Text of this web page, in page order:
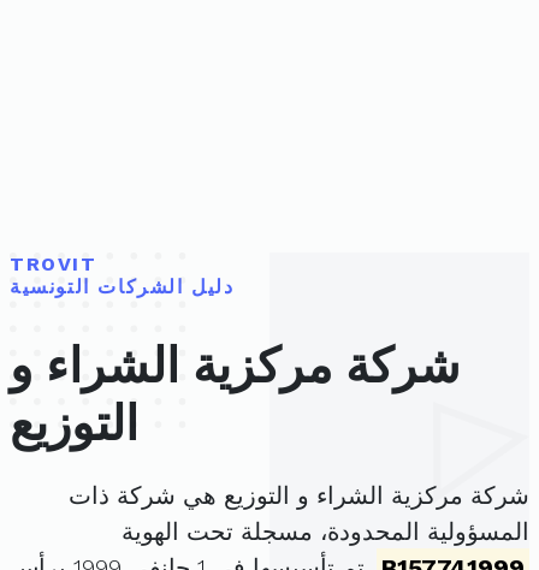
TROVIT
دليل الشركات التونسية
شركة مركزية الشراء و
التوزيع
شركة مركزية الشراء و التوزيع هي شركة ذات
المسؤولية المحدودة، مسجلة تحت الهوية